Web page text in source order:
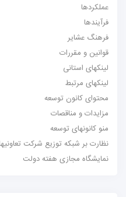
عملکردها
فرآیندها
فرهنگ عشایر
قوانین و مقررات
لینکهای استانی
لینکهای مرتبط
محتوای کانون توسعه
مزایدات و مناقصات
منو کانونهای توسعه
نظارت بر شبکه توزیع شرکت
نمایشگاه مجازی هفته دولت